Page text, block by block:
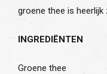
groene thee is
INGREDIËNTEN
Groene thee